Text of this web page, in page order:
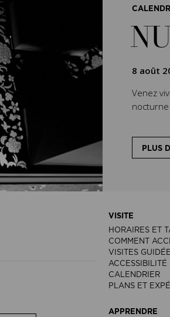
8 août
Venez
nocturne
PLUS
VISITE
HORAIRES ET
COMMENT
VISITES
ACCESSIBILITÉ
CALENDRIER
PLANS ET
APPRENDRE